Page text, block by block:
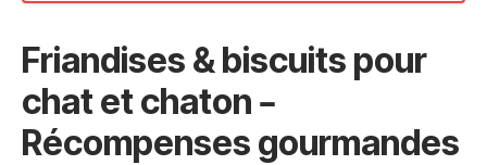
Friandises & biscuits pour
chat et chaton –
Récompenses gourmandes